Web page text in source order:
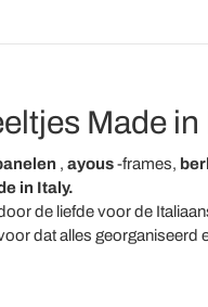
Made in
, ayous-frames,
in Italy.
de liefde voor de
dat alles georganiseerd